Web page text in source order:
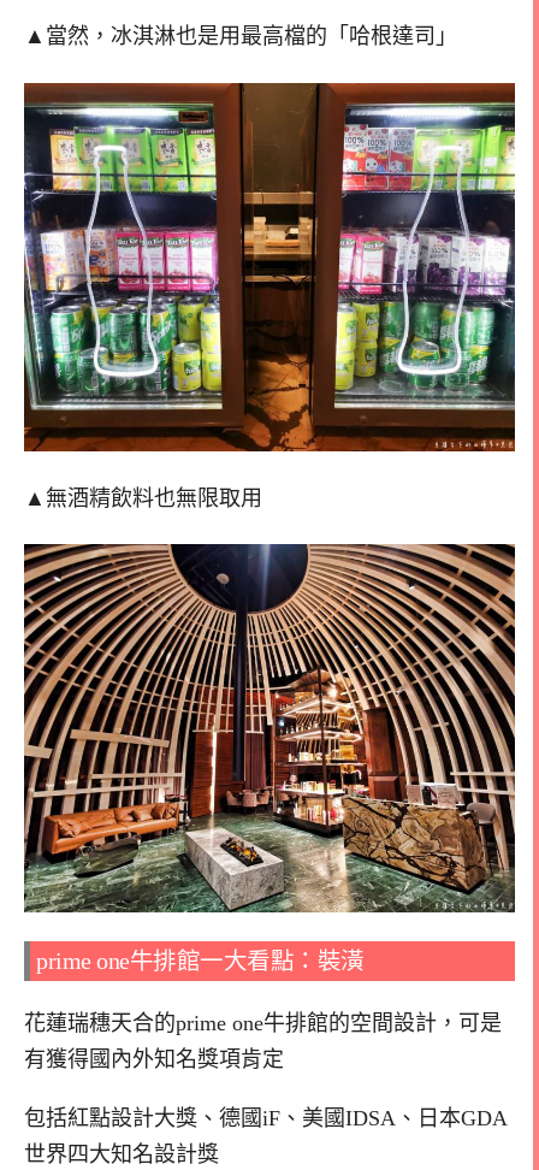
▲當然，冰淇淋也是用最高檔的「哈根達司」
▲無酒精飲料也無限取用
prime one牛排館一大看點：裝潢
花蓮瑞穗天合的prime one牛排館的空間設計，可是
有獲得國內外知名獎項肯定
包括紅點設計大獎、德國iF、美國IDSA、日本GDA
世界四大知名設計獎